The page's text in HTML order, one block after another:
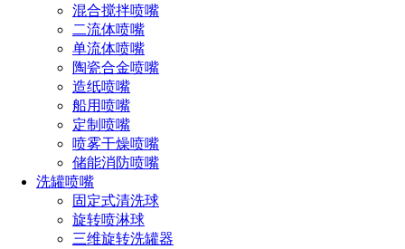
混合搅拌喷嘴
二流体喷嘴
单流体喷嘴
陶瓷合金喷嘴
造纸喷嘴
船用喷嘴
定制喷嘴
喷雾干燥喷嘴
储能消防喷嘴
洗罐喷嘴
固定式清洗球
旋转喷淋球
三维旋转洗罐器
设计特点
金属喷嘴的特点是能产生空心锥形喷雾形状，喷射区
域成环形,喷雾角度为51°-114°
2、该类喷嘴能在大范围的流率和压力下产生分布均匀，液滴
大小为小到中等的喷雾
3、即使是在低压条下，AA/A 系列金属喷嘴亦能对液体进行
良好的雾化应用极产生极佳效果